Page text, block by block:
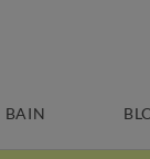
BAIN